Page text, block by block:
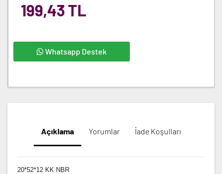
199,43 TL
Whatsapp Destek
Açıklama Yorumlar İade Koşulları
20*52*12 KK NBR